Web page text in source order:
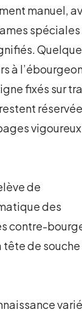
manuel,
à
fixés sur
de
des
contre-
tête de